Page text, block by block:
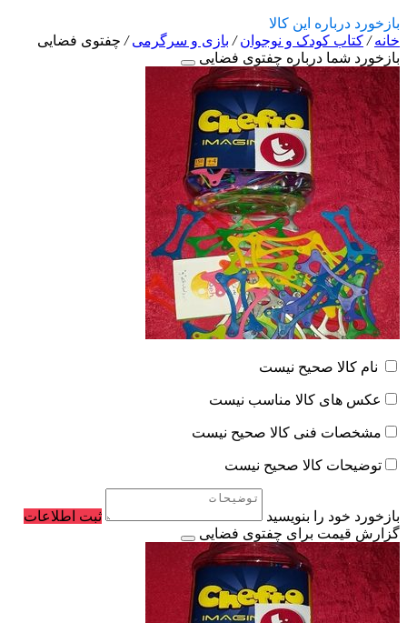
بازخورد درباره این کالا
خانه/ کتاب کودک و نوجوان/ بازی و سرگرمی/ چفتوی فضایی
بازخورد شما درباره چفتوی فضایی
نام کالا صحیح نیست
عکس های کالا مناسب نیست
مشخصات فنی کالا صحیح نیست
توضیحات کالا صحیح نیست
بازخورد خود را بنویسید
ثبت اطلاعات
گزارش قیمت برای چفتوی فضایی